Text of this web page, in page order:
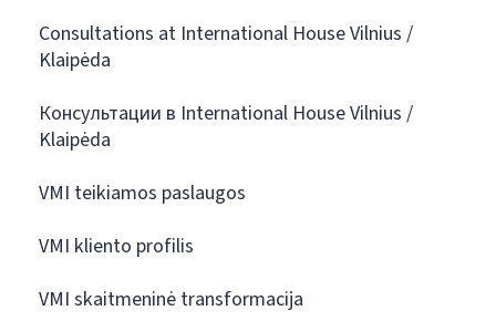
Consultations at International House Vilnius /
Klaipėda
Консультации в International House Vilnius /
Klaipėda
VMI teikiamos paslaugos
VMI kliento profilis
VMI skaitmeninė transformacija